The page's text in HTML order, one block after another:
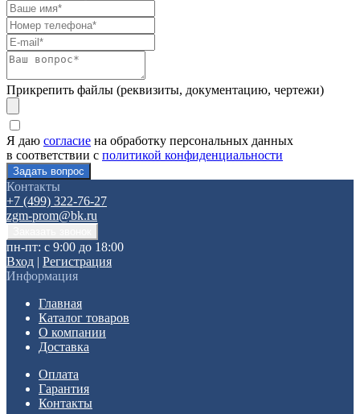
Прикрепить файлы (реквизиты, документацию, чертежи)
Я даю согласие на обработку персональных данных
в соответствии с политикой конфиденциальности
Контакты
+7 (499) 322-76-27
zgm-prom@bk.ru
пн-пт: с 9:00 до 18:00
Вход | Регистрация
Информация
Главная
Каталог товаров
О компании
Доставка
Оплата
Гарантия
Контакты